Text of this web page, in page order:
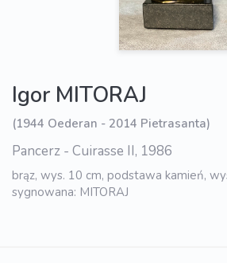
Igor MITORAJ
(1944 Oederan - 2014 Pietrasanta)
Pancerz - Cuirasse II, 1986
brąz, wys. 10 cm, podstawa kamień,
sygnowana: MITORAJ